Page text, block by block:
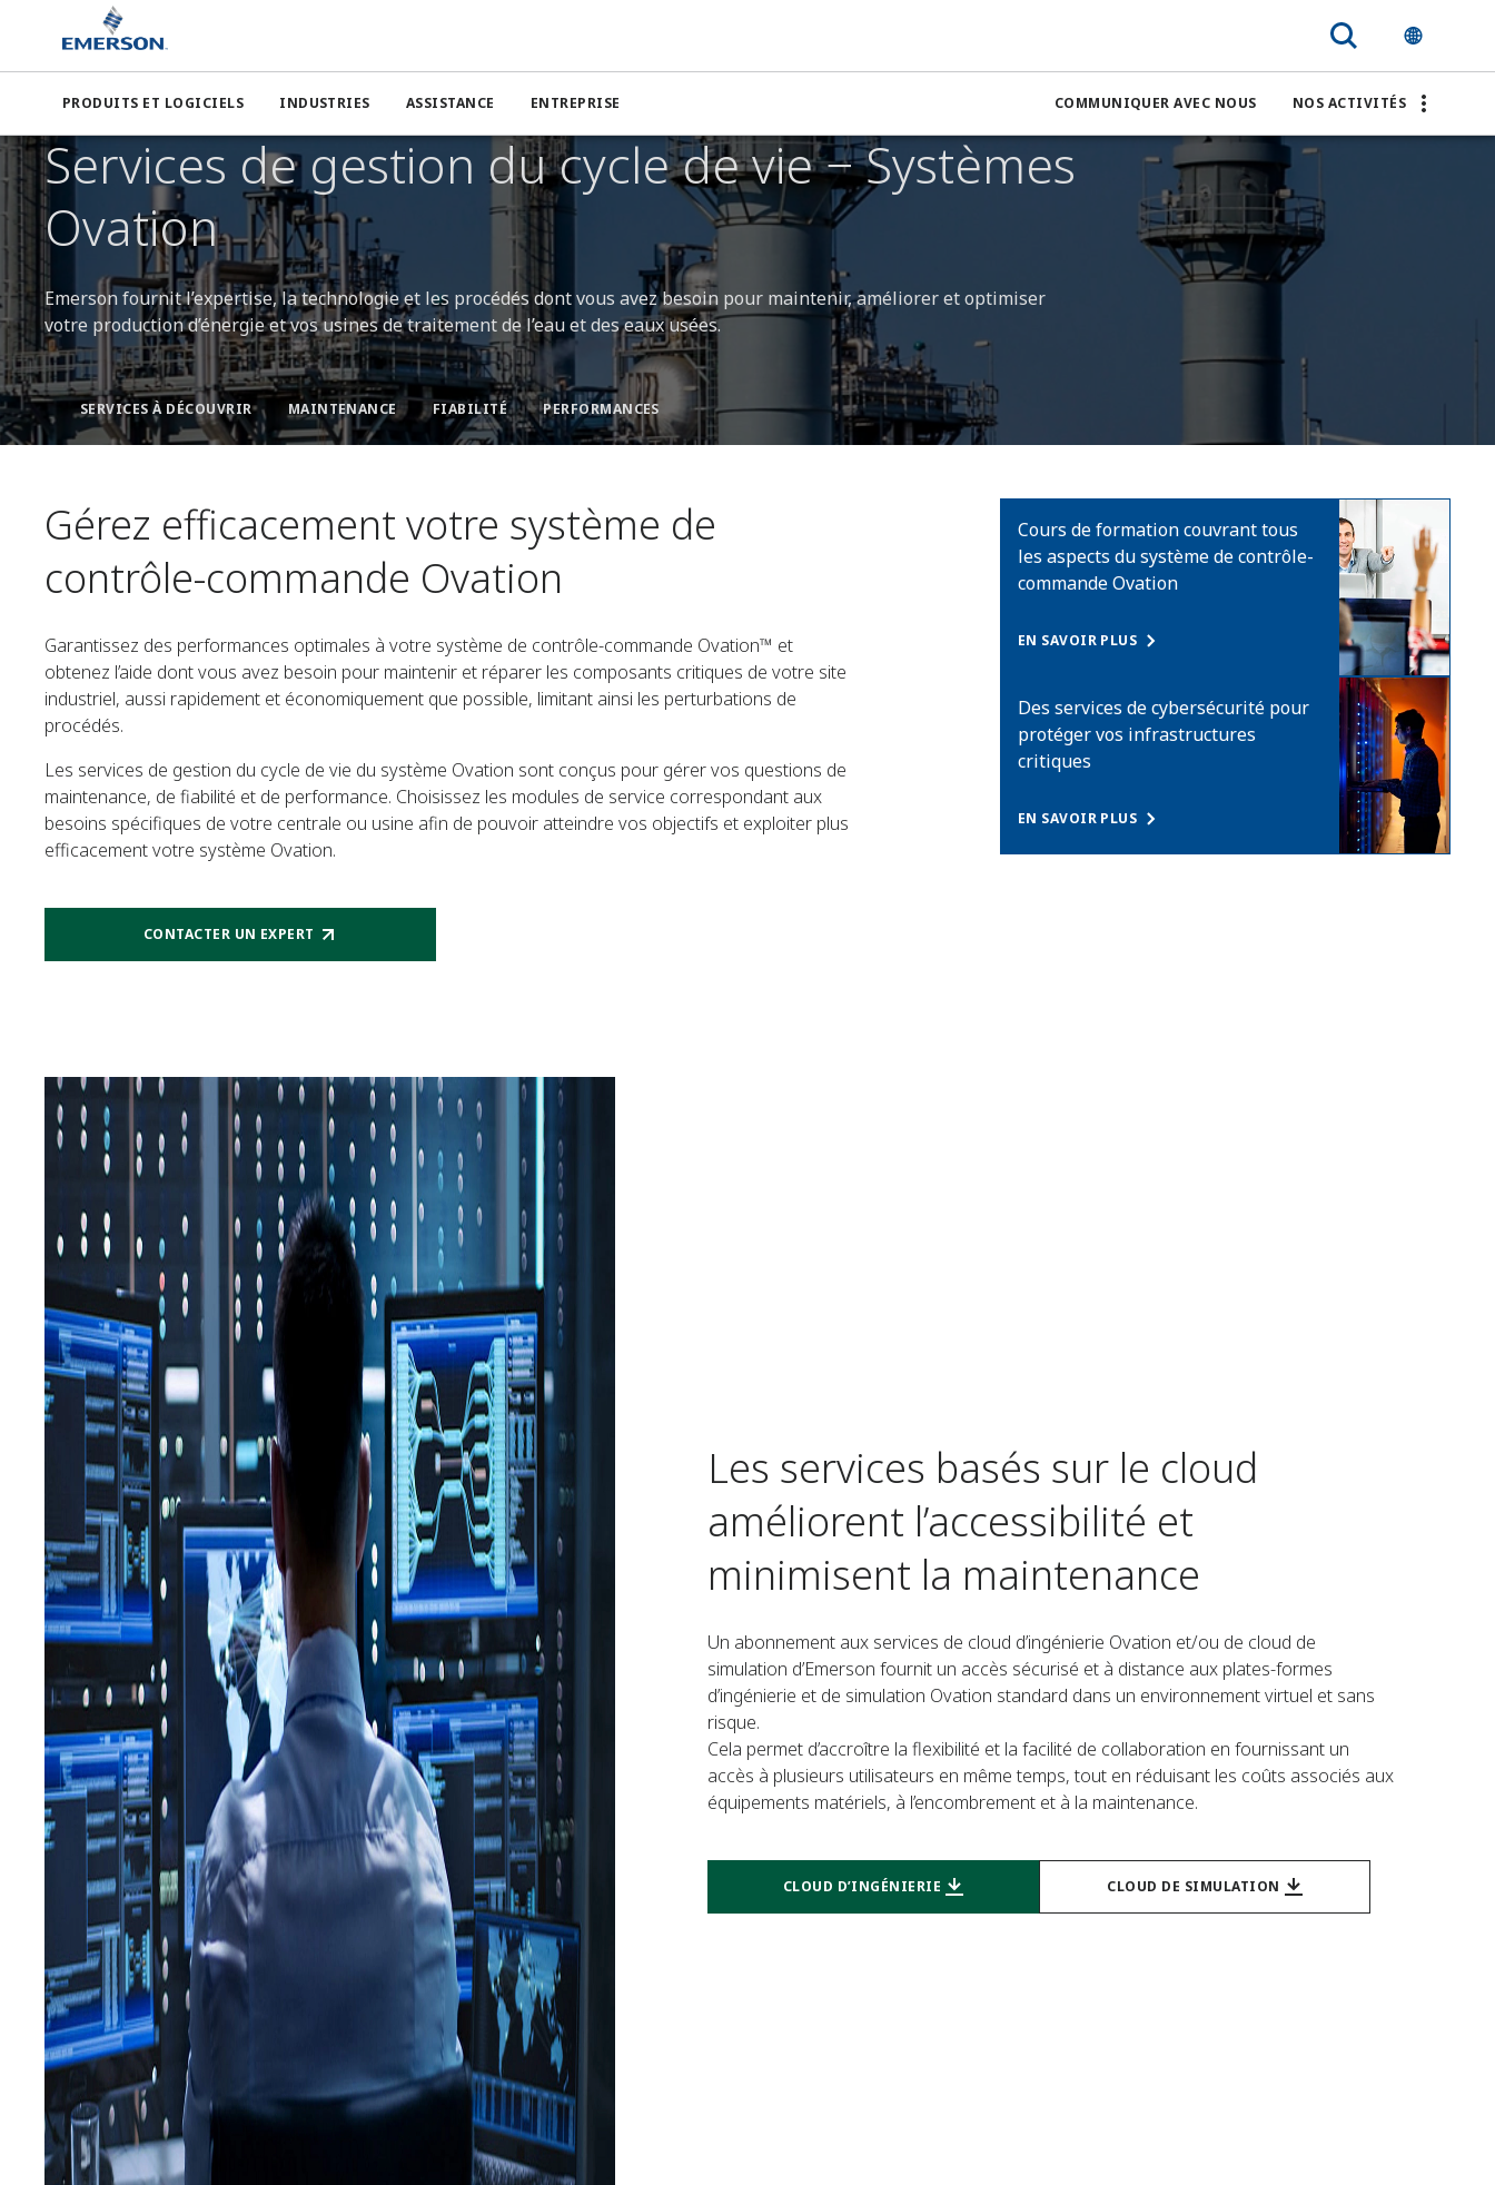
PRODUITS ET LOGICIELS INDUSTRIES ASSISTANCE ENTREPRISE COMMUNIQUER AVEC NOUS NOS ACTIVITÉS
Services de gestion du cycle de vie − Systèmes
Ovation
Emerson fournit l’expertise, la technologie et les procédés dont vous avez besoin pour maintenir, améliorer et optimiser
votre production d’énergie et vos usines de traitement de l’eau et des eaux usées.
SERVICES À DÉCOUVRIR MAINTENANCE FIABILITÉ PERFORMANCES
Gérez efficacement votre système de
contrôle-commande Ovation
Garantissez des performances optimales à votre système de contrôle-commande Ovation™ et
obtenez l’aide dont vous avez besoin pour maintenir et réparer les composants critiques de votre site
industriel, aussi rapidement et économiquement que possible, limitant ainsi les perturbations de
procédés.
Les services de gestion du cycle de vie du système Ovation sont conçus pour gérer vos questions de
maintenance, de fiabilité et de performance. Choisissez les modules de service correspondant aux
besoins spécifiques de votre centrale ou usine afin de pouvoir atteindre vos objectifs et exploiter plus
efficacement votre système Ovation.
CONTACTER UN EXPERT
Cours de formation couvrant tous
les aspects du système de contrôle-
commande Ovation
EN SAVOIR PLUS
Des services de cybersécurité pour
protéger vos infrastructures
critiques
EN SAVOIR PLUS
Les services basés sur le cloud
améliorent l’accessibilité et
minimisent la maintenance
Un abonnement aux services de cloud d’ingénierie Ovation et/ou de cloud de
simulation d’Emerson fournit un accès sécurisé et à distance aux plates-formes
d’ingénierie et de simulation Ovation standard dans un environnement virtuel et sans
risque.
Cela permet d’accroître la flexibilité et la facilité de collaboration en fournissant un
accès à plusieurs utilisateurs en même temps, tout en réduisant les coûts associés aux
équipements matériels, à l’encombrement et à la maintenance.
CLOUD D’INGÉNIERIE CLOUD DE SIMULATION